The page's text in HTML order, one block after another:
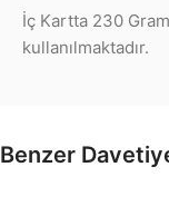
İç Kartta 230
kullanılmaktadır.
Benzer